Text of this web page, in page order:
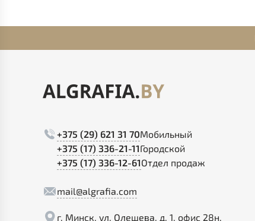
+375 (29) 621 31 70Мобильный
+375 (17) 336-21-11Городской
+375 (17) 336-12-61Отдел продаж
mail@algrafia.com
г. Минск, ул. Олешева, д. 1, офис 28н.